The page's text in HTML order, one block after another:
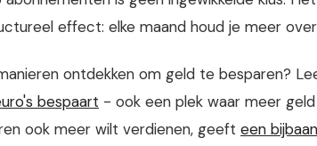
effect: elke maand houd je meer
ontdekken om geld te besparen?
bespaart - ook een plek waar meer
ook meer wilt verdienen, geeft een